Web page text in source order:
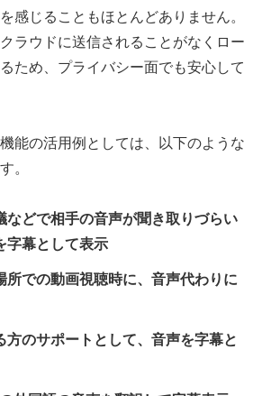
感じることもほとんどありません。
ラウドに送信されることがなくロー
ため、プライバシー面でも安心して
能の活用例としては、以下のような
。
などで相手の音声が聞き取りづらい
字幕として表示
所での動画視聴時に、音声代わりに
方のサポートとして、音声を字幕と